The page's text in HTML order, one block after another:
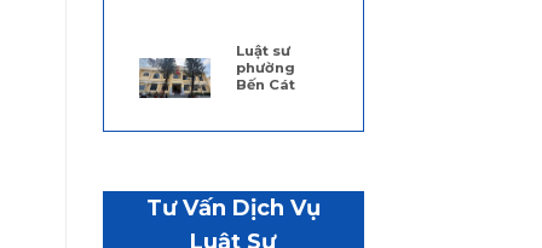
Luật sư
phường
Bến Cát
Tư Vấn Dịch Vụ
Luật Sư